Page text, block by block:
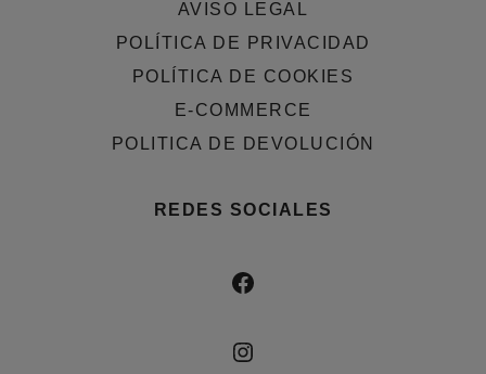
AVISO LEGAL
POLÍTICA DE PRIVACIDAD
POLÍTICA DE COOKIES
E-COMMERCE
POLITICA DE DEVOLUCIÓN
REDES SOCIALES
FACEBOOK
INSTAGRAM